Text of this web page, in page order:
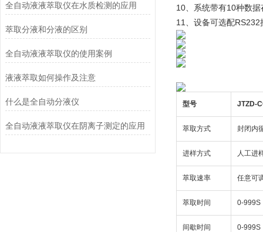
全自动液液萃取仪在水质检测的应用
萃取分液和分液的区别
全自动液液萃取仪的使用案例
液液萃取如何操作及注意
什么是全自动分液仪
全自动液液萃取仪在阴离子测定的应用
10、系统带有10种数
11、设备可选配
型号 JTZD-
萃取方式 封闭内
进样方式 人工进
萃取速率 任意可
萃取时间 0-999S
间歇时间 0-999S